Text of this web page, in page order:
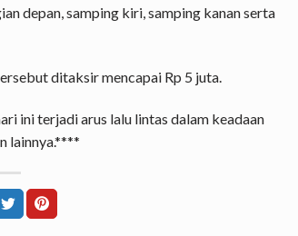
depan, samping kiri, samping kanan serta
ditaksir mencapai Rp 5 juta.
ini terjadi arus lalu lintas dalam keadaan
lainnya.****